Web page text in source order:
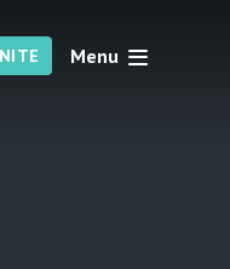
Menu